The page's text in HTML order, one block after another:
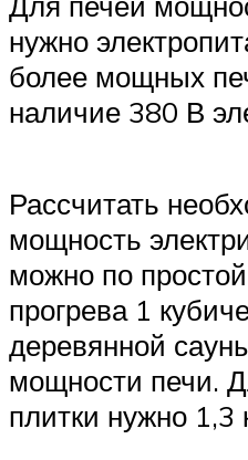
нужно
более мощных
наличие 380 В
Рассчитать
мощность
можно по
прогрева 1
деревянной
мощности печи.
плитки нужно 1,3